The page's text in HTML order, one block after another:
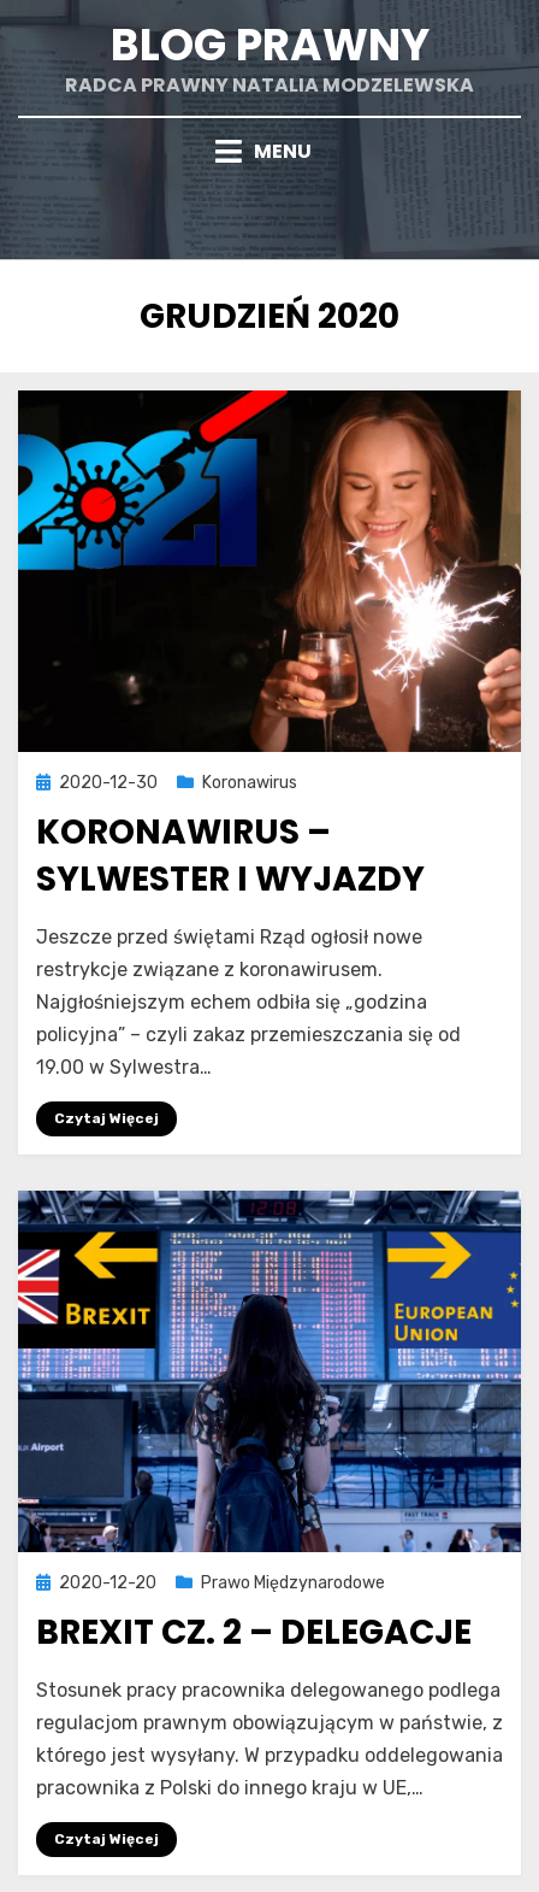
Skip
content
BLOG PRAWNY
RADCA PRAWNY NATALIA MODZELEWSKA
MENU
MIESIĄC
:
GRUDZIEŃ 2020
Posted
2020-12-30 Koronawirus
KORONAWIRUS –
SYLWESTER I WYJAZDY
Natalia Modzelewska
Leave a comment on
Koronawirus
–
sylwester
i
Jeszcze przed świętami Rząd ogłosił nowe
restrykcje związane z koronawirusem.
Najgłośniejszym echem odbiła się „godzina
policyjna” – czyli zakaz przemieszczania się od
19.00 w Sylwestra…
Czytaj Więcej
Posted
2020-12-20 Prawo Międzynarodowe
BREXIT CZ. 2 – DELEGACJE
Natalia Modzelewska
Stosunek pracy pracownika delegowanego podlega
regulacjom prawnym obowiązującym w państwie, z
którego jest wysyłany. W przypadku oddelegowania
pracownika z Polski do innego kraju w UE,…
Czytaj Więcej